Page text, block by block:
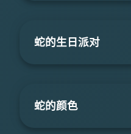
蛇的生日派对
蛇的颜色